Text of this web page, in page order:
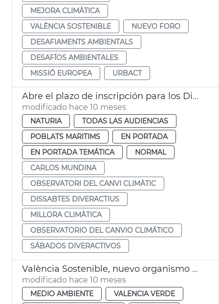
MEJORA CLIMÀTICA
VALÈNCIA SOSTENIBLE
NUEVO FORO
DESAFIAMENTS AMBIENTALS
DESAFÍOS AMBIENTALES
MISSIÓ EUROPEA
URBACT
Abre el plazo de inscripción para los Dissabtes Diveractius
modificado hace 10 meses
NATURIA
TODAS LAS AUDIENCIAS
POBLATS MARITIMS
EN PORTADA
EN PORTADA TEMÁTICA
NORMAL
CARLOS MUNDINA
OBSERVATORI DEL CANVI CLIMÀTIC
DISSABTES DIVERACTIUS
MILLORA CLIMÀTICA
OBSERVATORIO DEL CANVIO CLIMÁTICO
SÁBADOS DIVERACTIVOS
València Sostenible, nuevo organismo autónomo
modificado hace 10 meses
MEDIO AMBIENTE
VALENCIA VERDE